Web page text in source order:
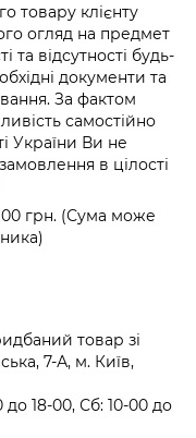
товару клієнту
огляд на предмет
та відсутності будь-
документи та
За фактом
самостійно
України Ви не
в цілості
грн. (Сума може
товар зі
7-А, м. Київ,
18-00, Сб: 10-00 до